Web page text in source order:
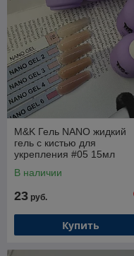
M&K Гель NANO жидкий
гель с кистью для
укрепления #05 15мл
В наличии
23 руб.
Купить